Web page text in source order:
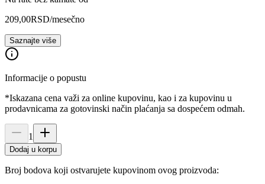
209,00RSD/mesečno
Saznajte više
Informacije o popustu
*Iskazana cena važi za online kupovinu, kao i za kupovinu u
prodavnicama za gotovinski način plaćanja sa dospećem odmah.
1
Dodaj u korpu
Broj bodova koji ostvarujete kupovinom ovog proizvoda: